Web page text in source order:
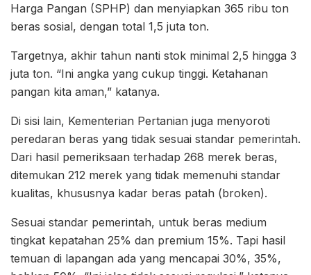
Harga Pangan (SPHP) dan menyiapkan 365 ribu ton
beras sosial, dengan total 1,5 juta ton.
Targetnya, akhir tahun nanti stok minimal 2,5 hingga 3
juta ton. “Ini angka yang cukup tinggi. Ketahanan
pangan kita aman,” katanya.
Di sisi lain, Kementerian Pertanian juga menyoroti
peredaran beras yang tidak sesuai standar pemerintah.
Dari hasil pemeriksaan terhadap 268 merek beras,
ditemukan 212 merek yang tidak memenuhi standar
kualitas, khususnya kadar beras patah (broken).
Sesuai standar pemerintah, untuk beras medium
tingkat kepatahan 25% dan premium 15%. Tapi hasil
temuan di lapangan ada yang mencapai 30%, 35%,